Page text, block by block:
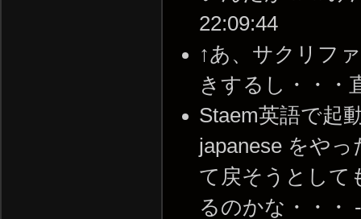
22:09:44
↑あ、サクリフ
きするし・・・
Staem英語で起
japanese をや
て戻そうとして
るのかな・・・